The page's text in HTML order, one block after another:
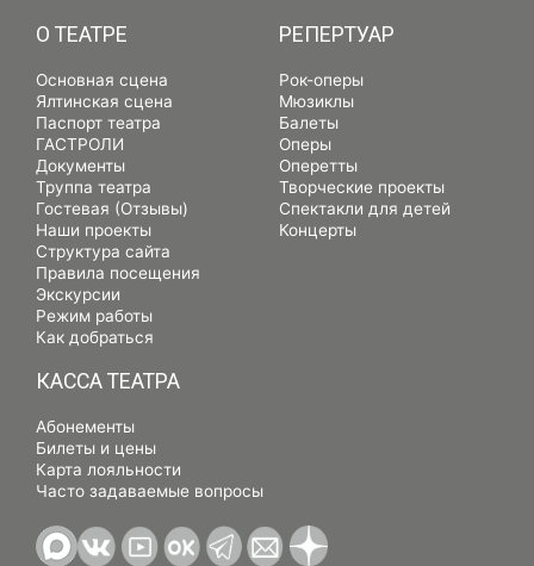
О ТЕАТРЕ
Основная сцена
Ялтинская сцена
Паспорт театра
ГАСТРОЛИ
Документы
Труппа театра
Гостевая (Отзывы)
Наши проекты
Структура сайта
Правила посещения
Экскурсии
Режим работы
Как добраться
РЕПЕРТУАР
Рок-оперы
Мюзиклы
Балеты
Оперы
Оперетты
Творческие проекты
Спектакли для детей
Концерты
КАССА ТЕАТРА
Абонементы
Билеты и цены
Карта лояльности
Часто задаваемые вопросы